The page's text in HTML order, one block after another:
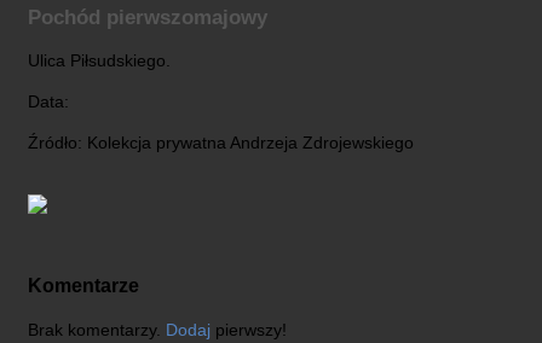
Pochód pierwszomajowy
Ulica Piłsudskiego.
Data:
Źródło: Kolekcja prywatna Andrzeja Zdrojewskiego
Komentarze
Brak komentarzy. Dodaj pierwszy!